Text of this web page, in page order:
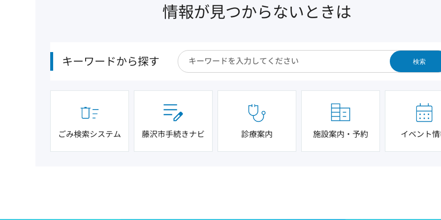
情報が見つからないときは
キーワードから探す 検索
ごみ検索システム 藤沢市手続きナビ 診療案内 施設案内・予約 イベント